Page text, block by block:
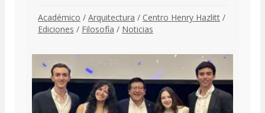
Académico / Arquitectura / Centro Henry Hazlitt /
Ediciones / Filosofía / Noticias